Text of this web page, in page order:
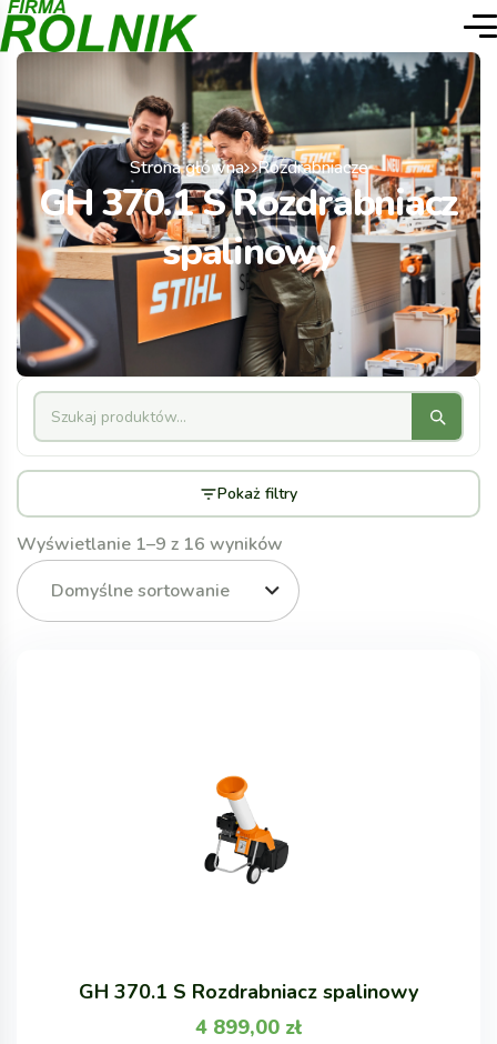
Strona główna Rozdrabniacze
GH 370.1 S Rozdrabniacz
spalinowy
Wyświetlanie 1–9 z 16 wyników
Domyślne sortowanie
GH 370.1 S Rozdrabniacz spalinowy
4 899,00 zł
Pokaż filtry